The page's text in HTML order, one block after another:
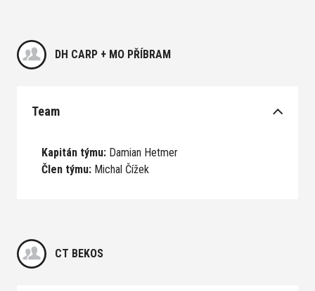
DH CARP + MO PŘÍBRAM
Team
Kapitán týmu: Damian Hetmer
Člen týmu: Michal Čížek
CT BEKOS